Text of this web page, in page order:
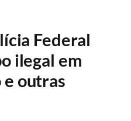
Federal
ilegal em
e outras